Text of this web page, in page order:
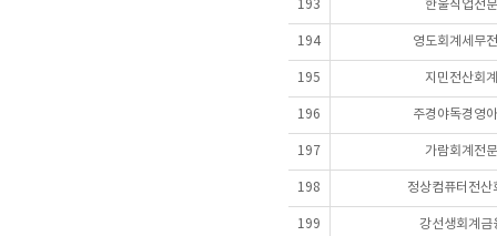
193 한울직업전
194 영도회계세무
195 지민전산회
196 주경야독경영
197 가람회계전
198 정상컴퓨터전산
199 강선생회계금